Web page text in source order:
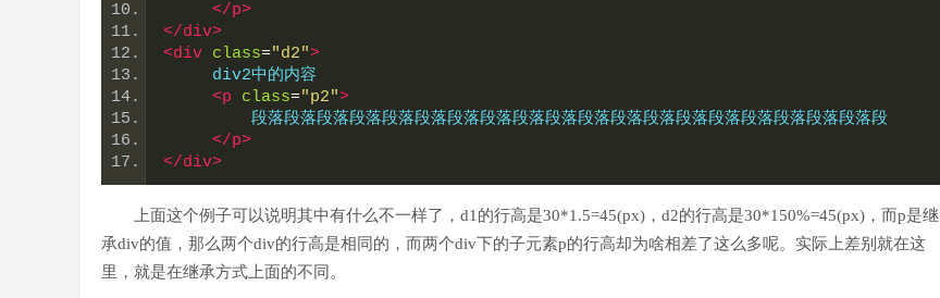
</p>
</div>
<div class="d2">
     div2中的内容
<p
class="p2">
         段落段落段落段落段落段落段落段落段落段落段落段落段落段落段落段落段落段落段落段
</p>
</div>
上面这个例子可以说明其中有什么不一样了，d1的行高是30*1.5=45(px)，d2的行高是30*150%=45(px)，而p是继
承div的值，那么两个div的行高是相同的，而两个div下的子元素p的行高却为啥相差了这么多呢。实际上差别就在这
里，就是在继承方式上面的不同。